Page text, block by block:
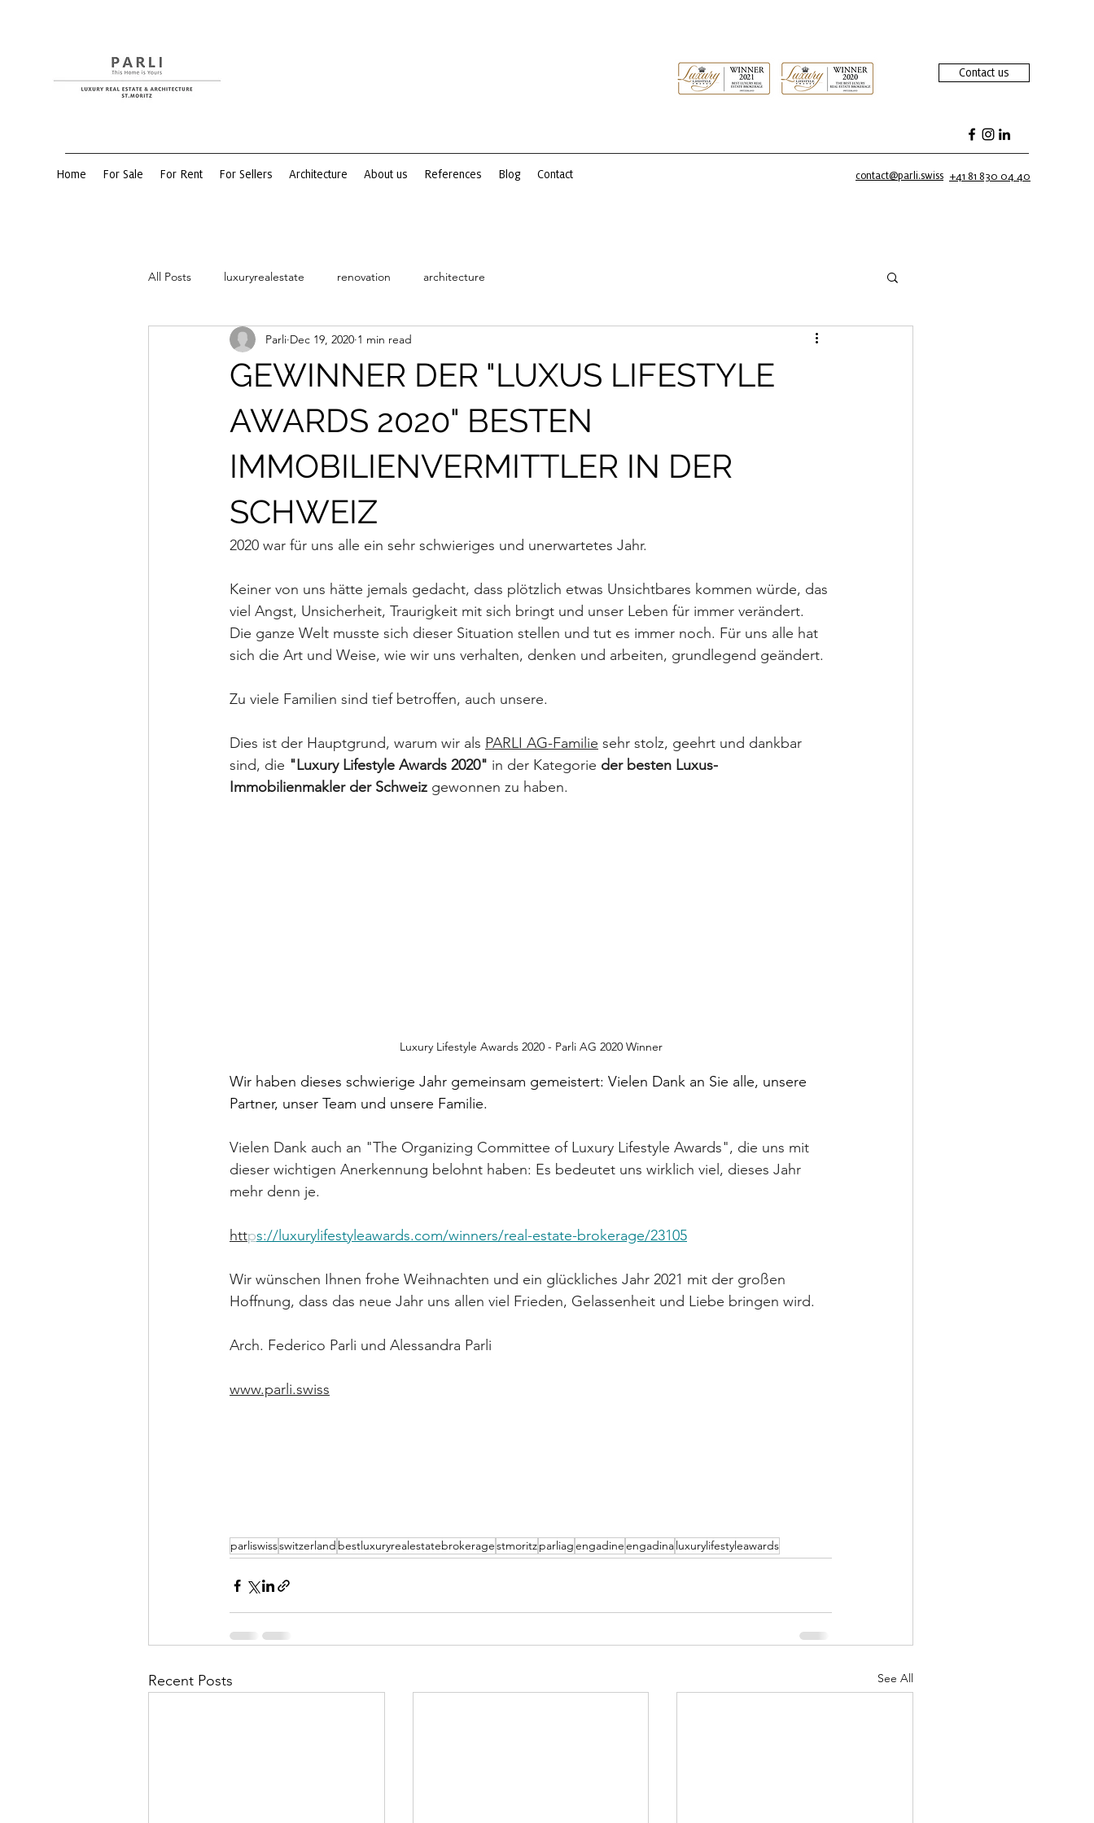
Contact us
Home For Sale For Rent For Sellers Architecture About us References Blog Contact contact@parli.swiss +41 81 830 04 40
All Posts luxuryrealestate renovation architecture
GEWINNER DER "LUXUS LIFESTYLE
AWARDS 2020" BESTEN
IMMOBILIENVERMITTLER IN DER
SCHWEIZ
Parli Dec 19, 2020 1 min read
2020 war für uns alle ein sehr schwieriges und unerwartetes Jahr.
Keiner von uns hätte jemals gedacht, dass plötzlich etwas Unsichtbares kommen würde, das
viel Angst, Unsicherheit, Traurigkeit mit sich bringt und unser Leben für immer verändert.
Die ganze Welt musste sich dieser Situation stellen und tut es immer noch. Für uns alle hat
sich die Art und Weise, wie wir uns verhalten, denken und arbeiten, grundlegend geändert.
Zu viele Familien sind tief betroffen, auch unsere.
Dies ist der Hauptgrund, warum wir als PARLI AG-Familie sehr stolz, geehrt und dankbar
sind, die "Luxury Lifestyle Awards 2020" in der Kategorie der besten Luxus-
Immobilienmakler der Schweiz gewonnen zu haben.
Luxury Lifestyle Awards 2020 - Parli AG 2020 Winner
﻿Wir haben dieses schwierige Jahr gemeinsam gemeistert: Vielen Dank an Sie alle, unsere
Partner, unser Team und unsere Familie.
Vielen Dank auch an "The Organizing Committee of Luxury Lifestyle Awards", die uns mit
dieser wichtigen Anerkennung belohnt haben: Es bedeutet uns wirklich viel, dieses Jahr
mehr denn je.
https://luxurylifestyleawards.com/winners/real-estate-brokerage/23105
Wir wünschen Ihnen frohe Weihnachten und ein glückliches Jahr 2021 mit der großen
Hoffnung, dass das neue Jahr uns allen viel Frieden, Gelassenheit und Liebe bringen wird.
Arch. Federico Parli und Alessandra Parli
www.parli.swiss
parliswissswitzerland bestluxuryrealestatebrokeragestmoritzparliagengadineengadinaluxurylifestyleawards
Recent Posts See All